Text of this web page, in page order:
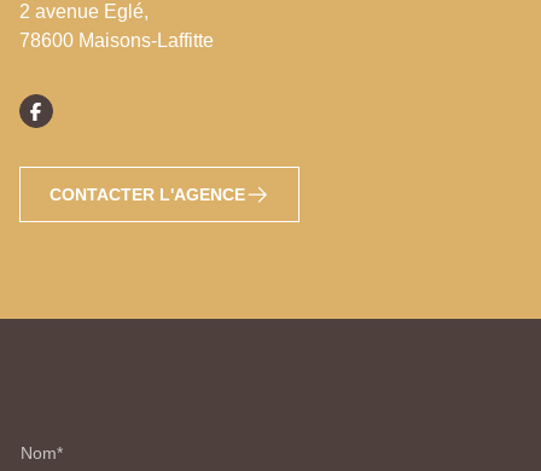
2 avenue Eglé,
78600 Maisons-Laffitte
CONTACTER L'AGENCE
Nom